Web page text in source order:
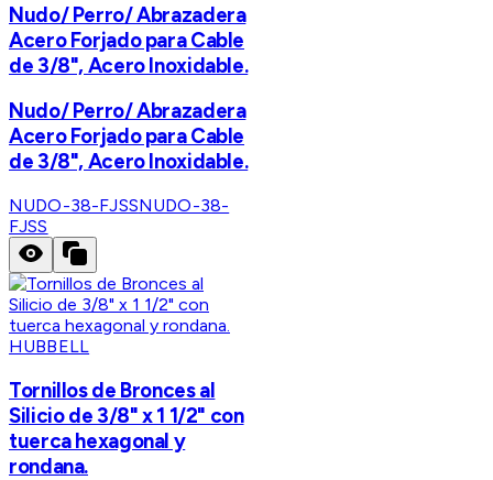
Nudo/ Perro/ Abrazadera
Acero Forjado para Cable
de 3/8", Acero Inoxidable.
Nudo/ Perro/ Abrazadera
Acero Forjado para Cable
de 3/8", Acero Inoxidable.
NUDO-38-FJSSNUDO-38-
FJSS
HUBBELL
Tornillos de Bronces al
Silicio de 3/8" x 1 1/2" con
tuerca hexagonal y
rondana.